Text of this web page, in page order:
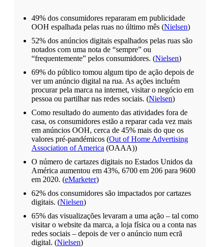
49% dos consumidores repararam em publicidade
OOH espalhada pelas ruas no último mês (Nielsen)
52% dos anúncios digitais espalhados pelas ruas são
notados com uma nota de “sempre” ou
“frequentemente” pelos consumidores. (Nielsen)
69% do público tomou algum tipo de ação depois de
ver um anúncio digital na rua. As ações incluém
procurar pela marca na internet, visitar o negócio em
pessoa ou partilhar nas redes sociais. (Nielsen)
Como resultado do aumento das atividades fora de
casa, os consumidores estão a reparar cada vez mais
em anúncios OOH, cerca de 45% mais do que os
valores pré-pandémicos (Out of Home Advertising
Association of America (OAAA))
O número de cartazes digitais no Estados Unidos da
América aumentou em 43%, 6700 em 206 para 9600
em 2020. (eMarketer)
62% dos consumidores são impactados por cartazes
digitais. (Nielsen)
65% das visualizações levaram a uma ação – tal como
visitar o website da marca, a loja física ou a conta nas
redes sociais – depois de ver o anúncio num ecrã
digital. (Nielsen)